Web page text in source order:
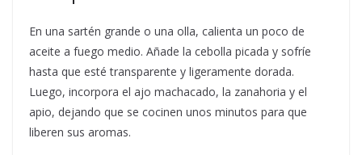
En una sartén grande o una olla, calienta un poco de
aceite a fuego medio. Añade la cebolla picada y sofríe
hasta que esté transparente y ligeramente dorada.
Luego, incorpora el ajo machacado, la zanahoria y el
apio, dejando que se cocinen unos minutos para que
liberen sus aromas.